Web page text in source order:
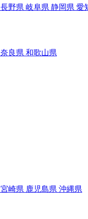
長野県 岐阜県 静岡県 愛
奈良県 和歌山県
宮崎県 鹿児島県 沖縄県